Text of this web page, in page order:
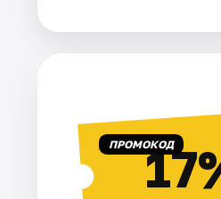
Рейтинги
ПРОМОКОД